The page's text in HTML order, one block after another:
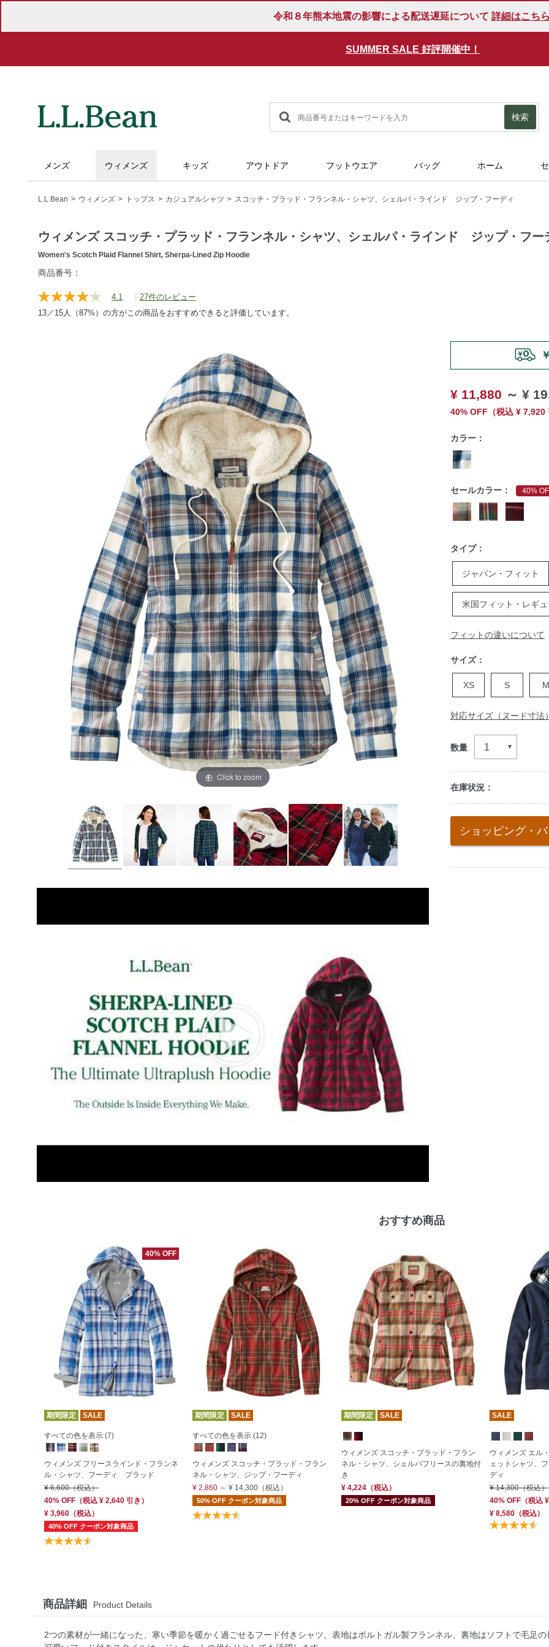
令和８年熊本地震の影響による配送遅延について 詳細はこちら
SUMMER SALE 好評開催中！
検索
メンズ ウィメンズ キッズ アウトドア フットウエア バッグ ホーム
L.L.Bean ウィメンズ トップス カジュアルシャツ スコッチ・プラッド・フランネル・シャツ、シェルパ・ラインド ジップ・フーディ
ウィメンズ スコッチ・プラッド・フランネル・シャツ、シェルパ・ラインド ジップ・フー
Women's Scotch Plaid Flannel Shirt, Sherpa-Lined Zip Hoodie
https://www.llbean.co.jp/womens/tops/casual-
商品番号：
4.1
レ
ビ
ク。
| 27件のレビュー
13／15人（87%）の方がこの商品をおすすめできると評価しています。
Click to zoom
https://www.llbean.co.jp/
shirts/g/P121603.html
¥ 11,880 ～ ¥
40% OFF （税込 ¥ 7,920
カラー：
セールカラー： 40%
タイプ：
ジャパン・フィット
米国フィット・レギ
フィットの違いについて
サイズ：
XS S M
対応サイズ（ヌード寸法）
数量
在庫状況：
cart
options
ショッピング・
おすすめ商品
40% OFF
期間限定 SALE
すべての色を表示 (7)
ウィメンズ フリースラインド・フランネ
ル・シャツ、フーディ プラッド
¥ 6,600（税込）
40% OFF （税込 ¥ 2,640 引き）
¥ 3,960 （税込）
40% OFF クーポン対象商品
期間限定 SALE
すべての色を表示 (12)
ウィメンズ スコッチ・プラッド・フラン
ネル・シャツ、ジップ・フーディ
¥ 2,860 ～¥ 14,300 （税込）
50% OFF クーポン対象商品
期間限定 SALE
ウィメンズ スコッチ・プラッド・フラン
ネル・シャツ、シェルパフリースの裏地付
き
¥ 4,224（税込）
20% OFF クーポン対象商品
SALE
ウィメンズ エル
ェットシャツ、
ディ
¥ 14,300（税込）
40% OFF （税込
¥ 8,580 （税込）
商品詳細 Product Details
2つの素材が一緒になった、寒い季節を暖かく過ごせるフード付きシャツ。表地はポルトガル製フランネル、裏地はソフトで毛足